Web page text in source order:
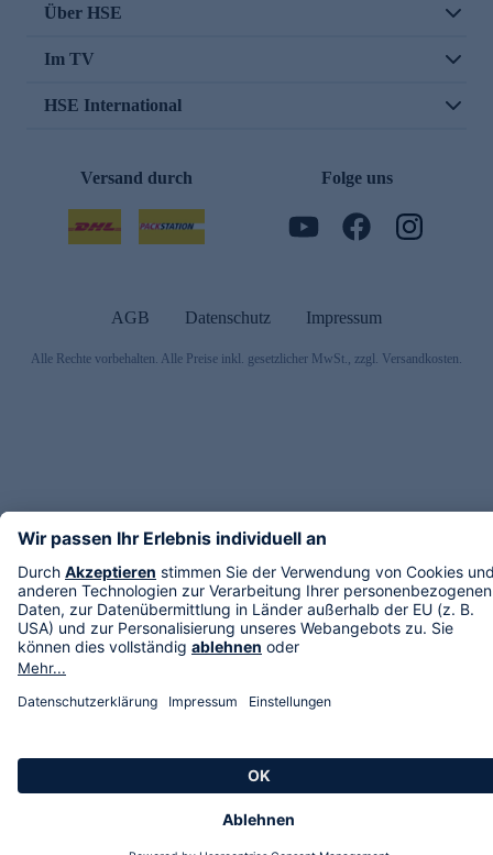
Über HSE
Im TV
HSE International
Versand durch Folge uns
AGB Datenschutz Impressum
Alle Rechte vorbehalten. Alle Preise inkl. gesetzlicher MwSt., zzgl. Versandkosten.